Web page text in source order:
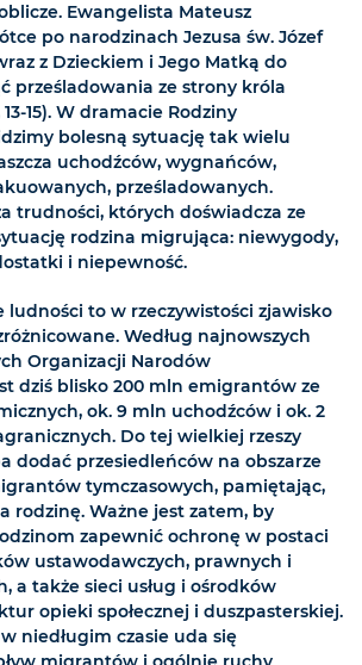
Ewangelista Mateusz
po narodzinach Jezusa św. Józef
z Dzieckiem i Jego Matką do
prześladowania ze strony króla
15). W dramacie Rodziny
bolesną sytuację tak wielu
uchodźców, wygnańców,
prześladowanych.
trudności, których doświadcza ze
rodzina migrująca: niewygody,
i niepewność.
ludności to w rzeczywistości zjawisko
Według najnowszych
Organizacji Narodów
dziś blisko 200 mln emigrantów ze
ok. 9 mln uchodźców i ok. 2
Do tej wielkiej rzeszy
dodać przesiedleńców na obszarze
tymczasowych, pamiętając,
rodzinę. Ważne jest zatem, by
zapewnić ochronę w postaci
ustawodawczych, prawnych i
a także sieci usług i ośrodków
opieki społecznej i duszpasterskiej.
niedługim czasie uda się